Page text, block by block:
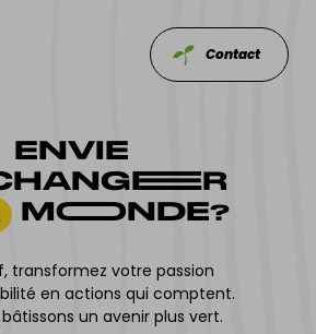
Contact
ENVIE
MOONDE?
transformez votre passion
en actions qui comptent.
un avenir plus vert.